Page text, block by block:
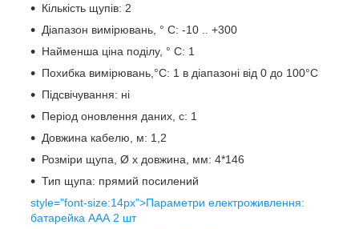
Кількість щупів: 2
Діапазон вимірювань, ° С: -10 .. +300
Найменша ціна поділу, ° С: 1
Похибка вимірювань,°С: 1 в діапазоні від 0 до 100°С
Підсвічування: ні
Період оновлення даних, с: 1
Довжина кабелю, м: 1,2
Розміри щупа, Ø x довжина, мм: 4*146
Тип щупа: прямий посилений
style="font-size:14px">Параметри електроживлення:
батарейка ААА 2 шт